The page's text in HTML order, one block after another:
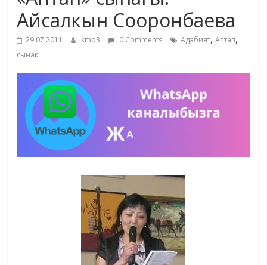
маданияты
жана
адабияты
Айсалкын Сооронбаева
29.07.2011 kmb3 0 Comments Адабият,Аптап,
сынак